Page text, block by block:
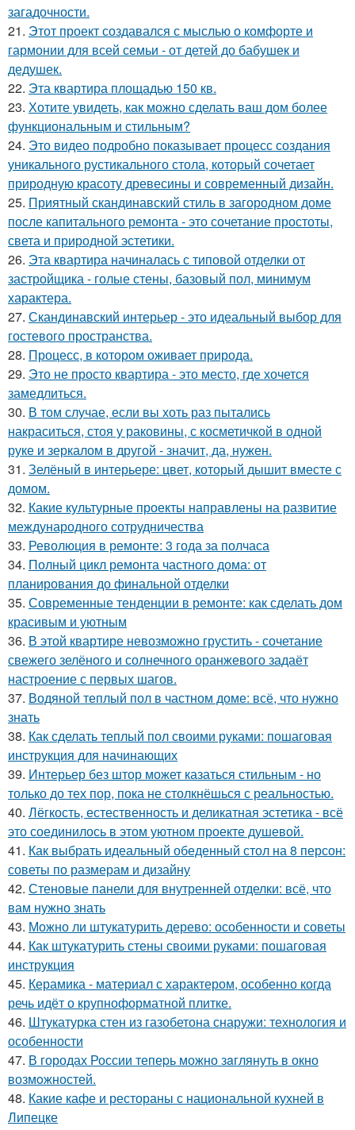
загадочности.
21. Этот проект создавался с мыслью о комфорте и
гармонии для всей семьи - от детей до бабушек и
дедушек.
22. Эта квартира площадью 150 кв.
23. Хотите увидеть, как можно сделать ваш дом более
функциональным и стильным?
24. Это видео подробно показывает процесс создания
уникального рустикального стола, который сочетает
природную красоту древесины и современный дизайн.
25. Приятный скандинавский стиль в загородном доме
после капитального ремонта - это сочетание простоты,
света и природной эстетики.
26. Эта квартира начиналась с типовой отделки от
застройщика - голые стены, базовый пол, минимум
характера.
27. Скандинавский интерьер - это идеальный выбор для
гостевого пространства.
28. Процесс, в котором оживает природа.
29. Это не просто квартира - это место, где хочется
замедлиться.
30. В том случае, если вы хоть раз пытались
накраситься, стоя у раковины, с косметичкой в одной
руке и зеркалом в другой - значит, да, нужен.
31. Зелёный в интерьере: цвет, который дышит вместе с
домом.
32. Какие культурные проекты направлены на развитие
международного сотрудничества
33. Революция в ремонте: 3 года за полчаса
34. Полный цикл ремонта частного дома: от
планирования до финальной отделки
35. Современные тенденции в ремонте: как сделать дом
красивым и уютным
36. В этой квартире невозможно грустить - сочетание
свежего зелёного и солнечного оранжевого задаёт
настроение с первых шагов.
37. Водяной теплый пол в частном доме: всё, что нужно
знать
38. Как сделать теплый пол своими руками: пошаговая
инструкция для начинающих
39. Интерьер без штор может казаться стильным - но
только до тех пор, пока не столкнёшься с реальностью.
40. Лёгкость, естественность и деликатная эстетика - всё
это соединилось в этом уютном проекте душевой.
41. Как выбрать идеальный обеденный стол на 8 персон:
советы по размерам и дизайну
42. Стеновые панели для внутренней отделки: всё, что
вам нужно знать
43. Можно ли штукатурить дерево: особенности и советы
44. Как штукатурить стены своими руками: пошаговая
инструкция
45. Керамика - материал с характером, особенно когда
речь идёт о крупноформатной плитке.
46. Штукатурка стен из газобетона снаружи: технология и
особенности
47. В городах России тепеpь можно зaглянуть в окно
возмoжностей.
48. Какие кафе и рестораны с национальной кухней в
Липецке